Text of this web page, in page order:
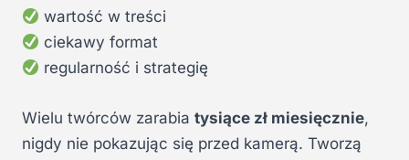
wartość w treści
ciekawy format
regularność i strategię
Wielu twórców zarabia tysiące zł miesięcznie,
nigdy nie pokazując się przed kamerą. Tworzą